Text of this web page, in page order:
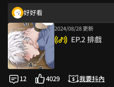
好好看
感謝創作好作品！
演戲傻瓜🤣
2024/08/28 更新
EP.2 排戲
12 4029 我要抖內